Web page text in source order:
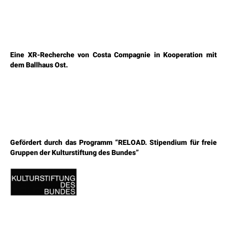
Eine XR-Recherche von Costa Compagnie in Kooperation mit
dem Ballhaus Ost.
Gefördert durch das Programm “RELOAD. Stipendium für freie
Gruppen der Kulturstiftung des Bundes”